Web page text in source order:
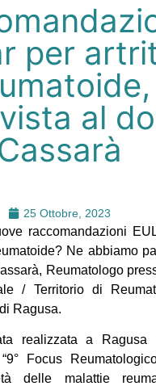
per
al
25 Ottobre, 2023
raccomandazioni
Ne abbiamo
Reumatologo
/ Territorio di
Ragusa.
realizzata a Ragusa
Focus
delle malattie